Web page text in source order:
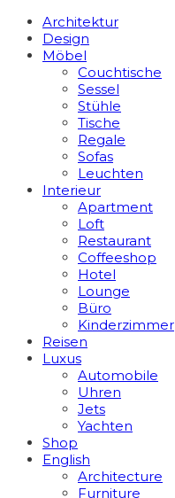
Architektur
Design
Möbel
Couchtische
Sessel
Stühle
Tische
Regale
Sofas
Leuchten
Interieur
Apart­ment
Loft
Restaurant
Coffeeshop
Hotel
Lounge
Büro
Kinderzimmer
Reisen
Luxus
Automobile
Uhren
Jets
Yachten
Shop
English
Architecture
Furniture